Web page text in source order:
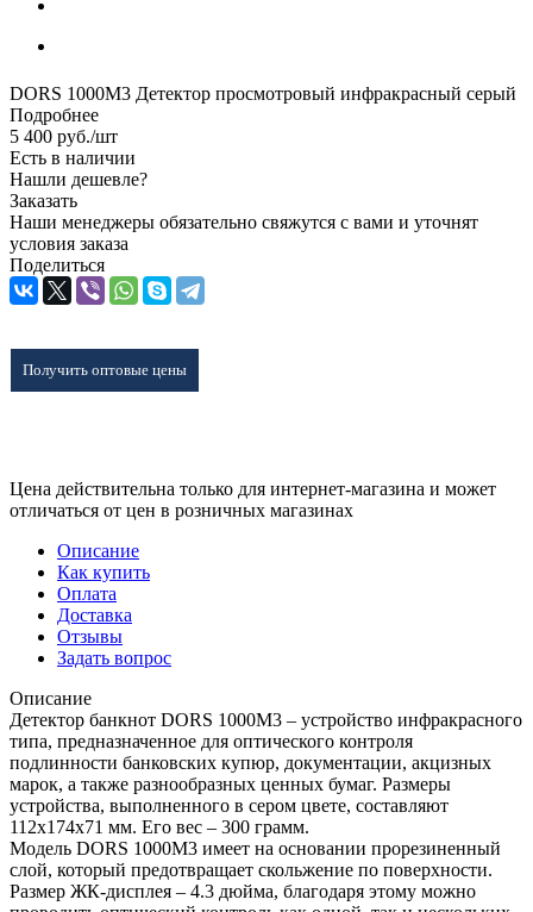
DORS 1000M3 Детектор просмотровый инфракрасный серый
Подробнее
5 400 руб./шт
Есть в наличии
Нашли дешевле?
Заказать
Наши менеджеры обязательно свяжутся с вами и уточнят
условия заказа
Поделиться
Получить оптовые цены
Цена действительна только для интернет-магазина и может
отличаться от цен в розничных магазинах
Описание
Как купить
Оплата
Доставка
Отзывы
Задать вопрос
Описание
Детектор банкнот DORS 1000M3 – устройство инфракрасного
типа, предназначенное для оптического контроля
подлинности банковских купюр, документации, акцизных
марок, а также разнообразных ценных бумаг. Размеры
устройства, выполненного в сером цвете, составляют
112х174х71 мм. Его вес – 300 грамм.
Модель DORS 1000M3 имеет на основании прорезиненный
слой, который предотвращает скольжение по поверхности.
Размер ЖК-дисплея – 4.3 дюйма, благодаря этому можно